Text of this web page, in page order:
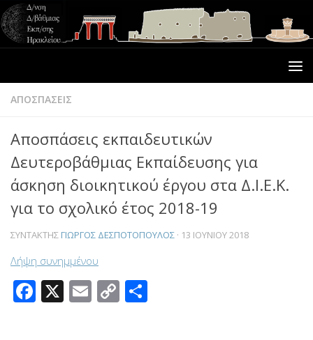
ΑΠΟΣΠΑΣΕΙΣ
Αποσπάσεις εκπαιδευτικών
Δευτεροβάθμιας Εκπαίδευσης για
άσκηση διοικητικού έργου στα Δ.Ι.Ε.Κ.
για το σχολικό έτος 2018-19
ΣΥΝΤΆΚΤΗΣ ΓΙΏΡΓΟΣ ΔΕΣΠΟΤΌΠΟΥΛΟΣ · 13 ΙΟΥΝΊΟΥ 2018
Λήψη συνημμένου
Facebook
X Email
Copy